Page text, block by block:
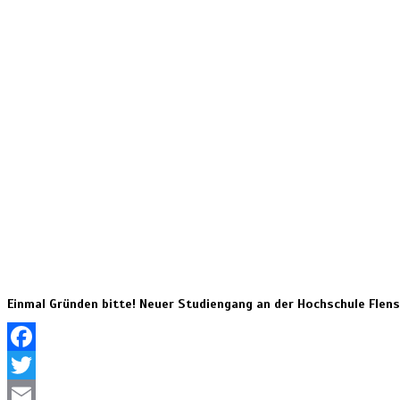
Einmal Gründen bitte! Neuer Studiengang an der Hochschule
Facebook
Twitter